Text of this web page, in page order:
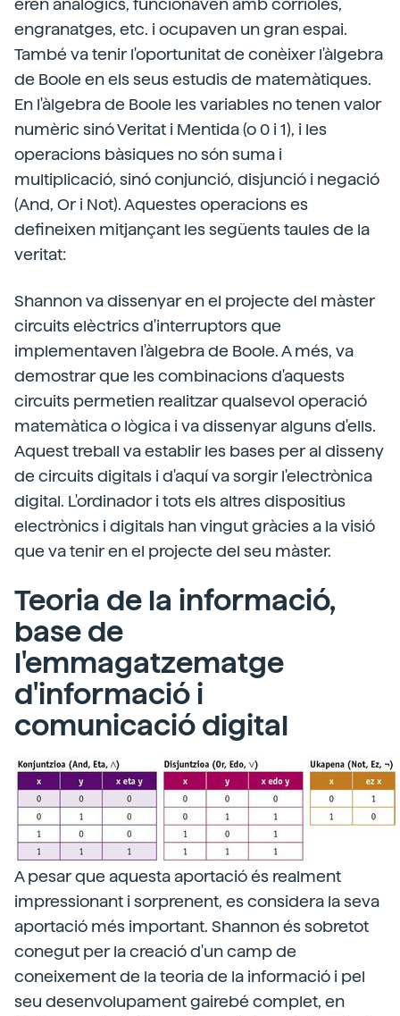
eren analògics, funcionaven amb corrioles,
engranatges, etc. i ocupaven un gran espai.
També va tenir l'oportunitat de conèixer l'àlgebra
de Boole en els seus estudis de matemàtiques.
En l'àlgebra de Boole les variables no tenen valor
numèric sinó Veritat i Mentida (o 0 i 1), i les
operacions bàsiques no són suma i
multiplicació, sinó conjunció, disjunció i negació
(And, Or i Not). Aquestes operacions es
defineixen mitjançant les següents taules de la
veritat:
Shannon va dissenyar en el projecte del màster
circuits elèctrics d'interruptors que
implementaven l'àlgebra de Boole. A més, va
demostrar que les combinacions d'aquests
circuits permetien realitzar qualsevol operació
matemàtica o lògica i va dissenyar alguns d'ells.
Aquest treball va establir les bases per al disseny
de circuits digitals i d'aquí va sorgir l'electrònica
digital. L'ordinador i tots els altres dispositius
electrònics i digitals han vingut gràcies a la visió
que va tenir en el projecte del seu màster.
Teoria de la informació,
base de
l'emmagatzematge
d'informació i
comunicació digital
A pesar que aquesta aportació és realment
impressionant i sorprenent, es considera la seva
aportació més important. Shannon és sobretot
conegut per la creació d'un camp de
coneixement de la teoria de la informació i pel
seu desenvolupament gairebé complet, en